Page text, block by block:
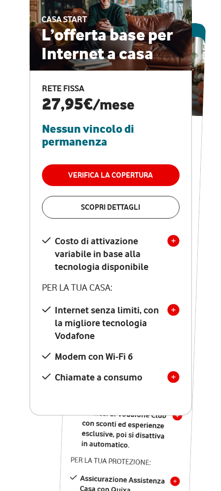
CASA START
L’offerta base per
Internet a casa
RETE FISSA
27,95€/mese
Nessun vincolo di
permanenza
VERIFICA LA COPERTURA
SCOPRI DETTAGLI
Costo di attivazione
variabile in base alla
tecnologia disponibile
PER LA TUA CASA:
Internet senza limiti, con
la migliore tecnologia
Vodafone
Modem con Wi-Fi 6
Chiamate a consumo
ESCLUSIVA ONLINE
CASA PRO
Internet veloce e
vantaggi speciali
RETE FISSA + VODAFONE CLUB
29,95€
permanenza
VERIFICA LA COPERTURA
Costo di attivazione
variabile in base alla
tecnologia disponibile
PER LA TUA CASA:
Internet senza limiti, con
la migliore tecnologia
Vodafone
Modem Seven con Wi-Fi 7
Chiamate illimitate verso
numeri fissi e mobili
nazionali
12 mesi di Vodafone Club
con sconti ed esperienze
esclusive, poi si disattiva
in automatico.
PER LA TUA PROTEZIONE:
Assicurazione Assistenza